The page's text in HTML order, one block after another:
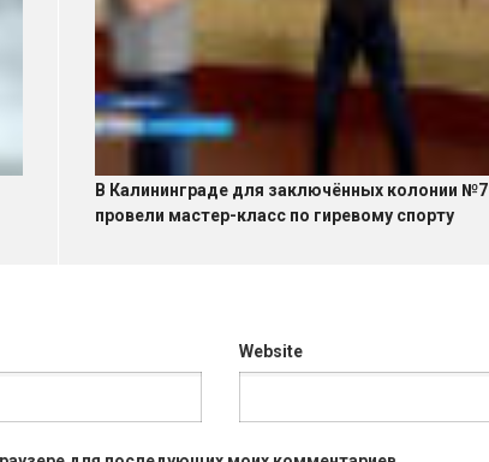
В Калининграде для заключённых колонии №7
провели мастер-класс по гиревому спорту
Website